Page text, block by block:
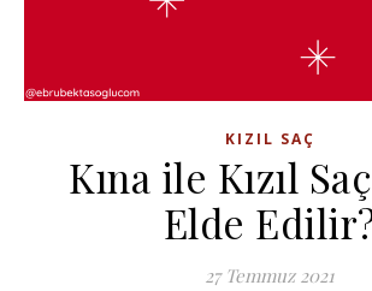
KIZIL SAÇ
Kına ile Kızıl
Elde
27 Temmuz 2021